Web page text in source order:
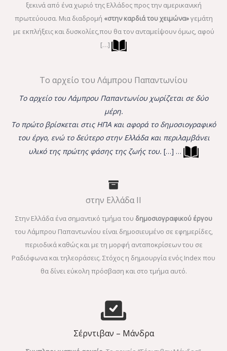
ξεκινά από ένα χωριό της Ελλάδος προς την αμερικανική
πρωτεύουσα. Μια διαδρομή «στην καρδιά του χειμώνα»γεμάτη
με εκπλήξεις και δυσκολίες,που θα τον ανταμείψουν όμως, αφού
[…]
Το αρχείο του Λάμπρου Παπαντωνίου
Το αρχείο του Λάμπρου Παπαντωνίου χωρίζεται σε δύο
μέρη.
Το πρώτο βρίσκεται στις ΗΠΑ και αφορά το δημοσιογραφικό
του έργο, ενώ το δεύτερο στην Ελλάδα και περιλαμβάνει
υλικό της πρώτης φάσης της ζωής του. […] …
στην Ελλάδα ΙΙ
Στην Ελλάδα ένα σημαντικό τμήμα του δημοσιογραφικού έργου
του Λάμπρου Παπαντωνίου είναι δημοσιευμένο σε εφημερίδες,
περιοδικά καθώς και με τη μορφή ανταποκρίσεων του σε
Ραδιόφωνα και τηλεοράσεις. Στόχος η δημιουργία ενός Index που
θα δίνει εύκολη πρόσβαση και στο τμήμα αυτό.
Σέρντιβαν – Μάνδρα